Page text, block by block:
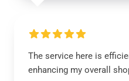
The service here is
enhancing my overall